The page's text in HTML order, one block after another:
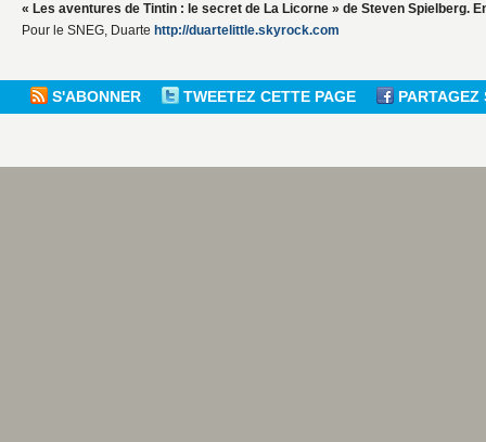
« Les aventures de Tintin : le secret de La Licorne » de Steven Spielberg.
Pour le SNEG, Duarte http://duartelittle.skyrock.com
S'ABONNER TWEETEZ CETTE PAGE PARTAGEZ